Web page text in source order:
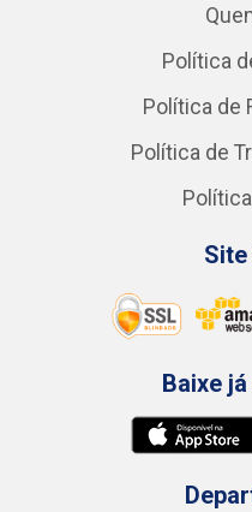
Política
Política de
Política de
Baixe